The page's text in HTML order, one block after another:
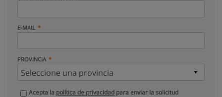
E-MAIL
PROVINCIA
Acepta la política de privacidad para enviar la solicitud